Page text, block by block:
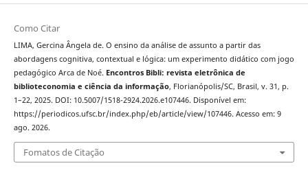
Como Citar
LIMA, Gercina Ângela de. O ensino da análise de assunto a partir das
abordagens cognitiva, contextual e lógica: um experimento didático com jogo
pedagógico Arca de Noé. Encontros Bibli: revista eletrônica de
biblioteconomia e ciência da informação, Florianópolis/SC, Brasil, v. 31, p.
1–22, 2025. DOI: 10.5007/1518-2924.2026.e107446. Disponível em:
https://periodicos.ufsc.br/index.php/eb/article/view/107446. Acesso em: 9
ago. 2026.
Fomatos de Citação